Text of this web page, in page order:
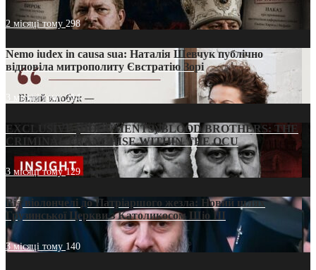
2 місяці тому 298
Nemo iudex in causa sua: Наталія Шевчук публічно
відповіла митрополиту Євстратію Зорі
3 місяці тому214
EXCLUSIVE (DOCUMENTS)/BLOOD BROTHERS: THE
CRIMINAL FRANCHISE WITHIN THE OCU
3 місяці тому129
Від віолончелі до Патріаршого жезла: Новий шлях
Грузинської Церкви з Католикосом Шіо III
3 місяці тому 140